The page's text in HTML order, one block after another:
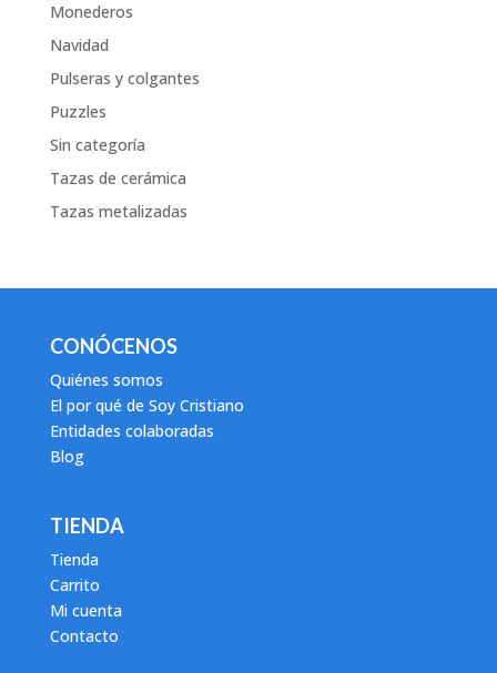
Monederos
Navidad
Pulseras y colgantes
Puzzles
Sin categoría
Tazas de cerámica
Tazas metalizadas
CONÓCENOS
Quiénes somos
El por qué de Soy Cristiano
Entidades colaboradas
Blog
TIENDA
Tienda
Carrito
Mi cuenta
Contacto